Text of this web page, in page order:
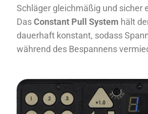
Schläger gleichmäßig und sicher
DasConstant Pull System hält
dauerhaft konstant, sodass
während des Bespannens